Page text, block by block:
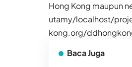
Hong Kong maupun
utamy/localhost/
kong.org/
Baca Juga